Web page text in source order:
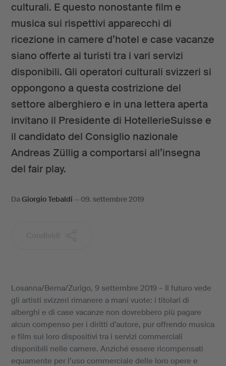
culturali. E questo nonostante film e
musica sui rispettivi apparecchi di
ricezione in camere d’hotel e case vacanze
siano offerte ai turisti tra i vari servizi
disponibili. Gli operatori culturali svizzeri si
oppongono a questa costrizione del
settore alberghiero e in una lettera aperta
invitano il Presidente di HotellerieSuisse e
il candidato del Consiglio nazionale
Andreas Züllig a comportarsi all’insegna
del fair play.
DaGiorgio Tebaldi — 09. settembre 2019
Losanna/Berna/Zurigo, 9 settembre 2019 – Il futuro vede
gli artisti svizzeri rimanere a mani vuote: i titolari di
alberghi e di case vacanze non dovrebbero più pagare
alcun compenso per i diritti d’autore, pur offrendo musica
e film sui loro dispositivi tra i servizi commerciali
disponibili nelle camere. Anziché essere ricompensati
equamente per l’uso commerciale delle loro opere e